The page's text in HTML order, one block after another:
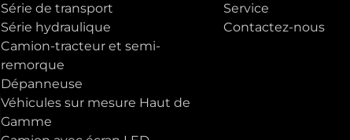
Série de transport
Série hydraulique
Camion-tracteur et semi-
remorque
Dépanneuse
Véhicules sur mesure Haut de
Gamme
Service
Contactez-nous